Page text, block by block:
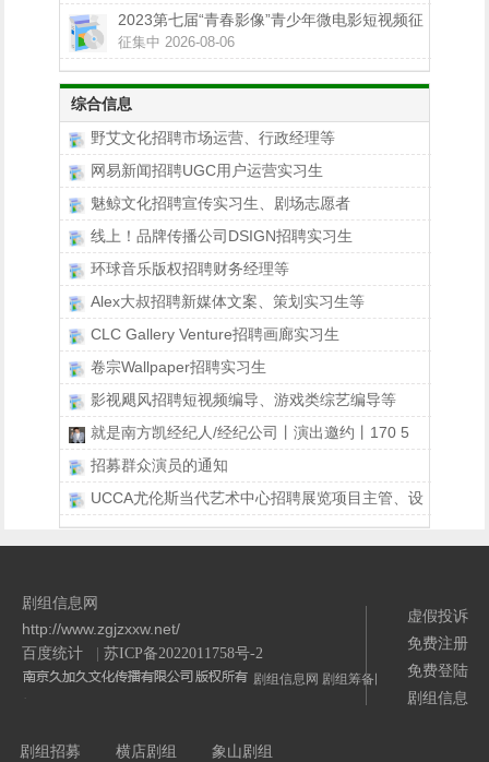
2023第七届“青春影像”青少年微电影短视频征
集展示活动来啦
征集中 2026-08-06
综合信息
野艾文化招聘市场运营、行政经理等
网易新闻招聘UGC用户运营实习生
魅鲸文化招聘宣传实习生、剧场志愿者
线上！品牌传播公司DSIGN招聘实习生
环球音乐版权招聘财务经理等
Alex大叔招聘新媒体文案、策划实习生等
CLC Gallery Venture招聘画廊实习生
卷宗Wallpaper招聘实习生
影视飓风招聘短视频编导、游戏类综艺编导等
就是南方凯经纪人/经纪公司丨演出邀约丨170 5
招募群众演员的通知
UCCA尤伦斯当代艺术中心招聘展览项目主管、设
剧组信息网
http://www.zgjzxxw.net/
百度统计 苏ICP备2022011758号-2
剧组信息网 剧组筹备网
/>
虚假投诉
免费注册
免费登陆
剧组信息
剧组招募 横店剧组 象山剧组